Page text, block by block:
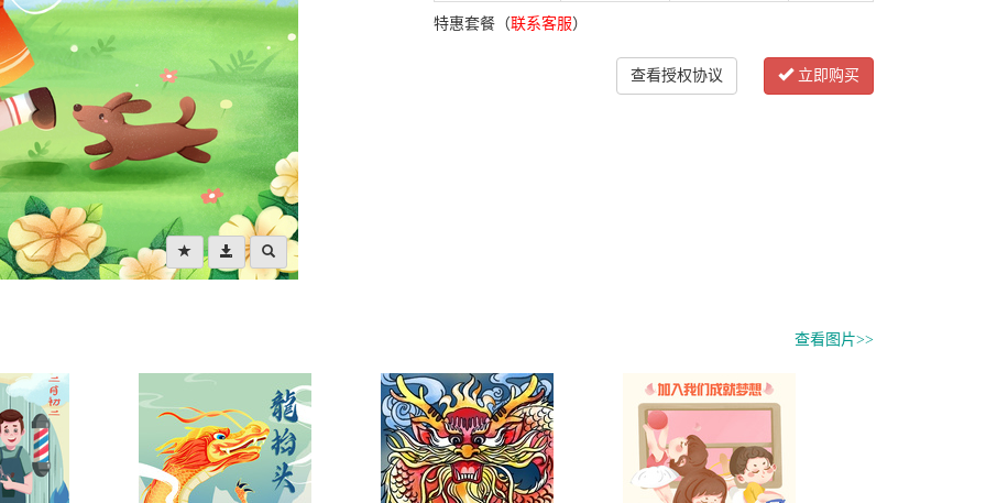
特惠套餐（联系客服）
查看授权协议 立即购买
查看图片>>